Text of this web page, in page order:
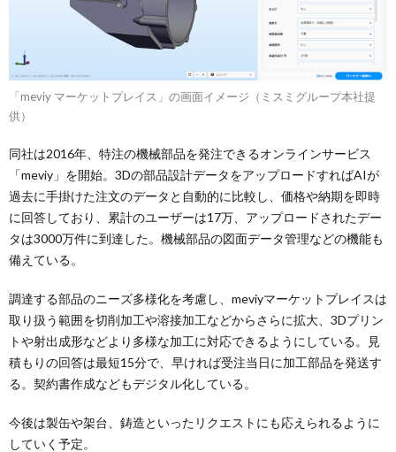
「meviy マーケットプレイス」の画面イメージ（ミスミグループ本社提
供）
同社は2016年、特注の機械部品を発注できるオンラインサービス
「meviy」を開始。3Dの部品設計データをアップロードすればAIが
過去に手掛けた注文のデータと自動的に比較し、価格や納期を即時
に回答しており、累計のユーザーは17万、アップロードされたデー
タは3000万件に到達した。機械部品の図面データ管理などの機能も
備えている。
調達する部品のニーズ多様化を考慮し、meviyマーケットプレイスは
取り扱う範囲を切削加工や溶接加工などからさらに拡大、3Dプリン
トや射出成形などより多様な加工に対応できるようにしている。見
積もりの回答は最短15分で、早ければ受注当日に加工部品を発送す
る。契約書作成などもデジタル化している。
今後は製缶や架台、鋳造といったリクエストにも応えられるように
していく予定。